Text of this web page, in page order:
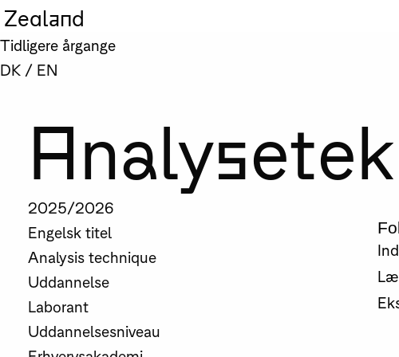
Zealand
Tidligere årgange
DK / EN
2025/2026
Engelsk titel
Analysis technique
Uddannelse
Laborant
Uddannelsesniveau